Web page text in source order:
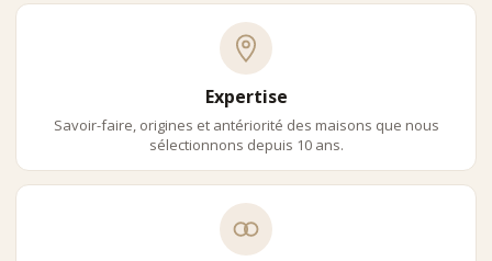
Expertise
Savoir-faire, origines et antériorité des maisons que nous
sélectionnons depuis 10 ans.